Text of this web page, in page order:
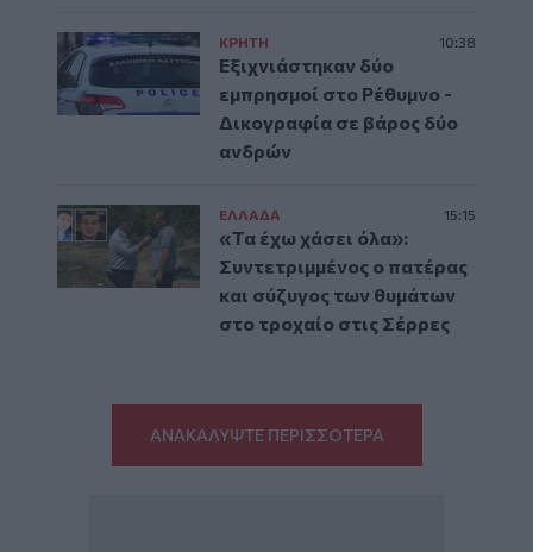
ΚΡΗΤΗ 10:38
Εξιχνιάστηκαν δύο
εμπρησμοί στο Ρέθυμνο -
Δικογραφία σε βάρος δύο
ανδρών
ΕΛΛAΔΑ 15:15
«Τα έχω χάσει όλα»:
Συντετριμμένος ο πατέρας
και σύζυγος των θυμάτων
στο τροχαίο στις Σέρρες
ΑΝΑΚΑΛΥΨΤΕ ΠΕΡΙΣΣΟΤΕΡΑ